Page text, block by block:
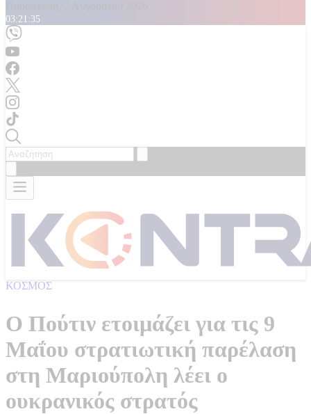
03:21:37
ΚΟΣΜΟΣ
O Πούτιν ετοιμάζει για τις 9
Μαΐου στρατιωτική παρέλαση
στη Μαριούπολη λέει ο
ουκρανικός στρατός